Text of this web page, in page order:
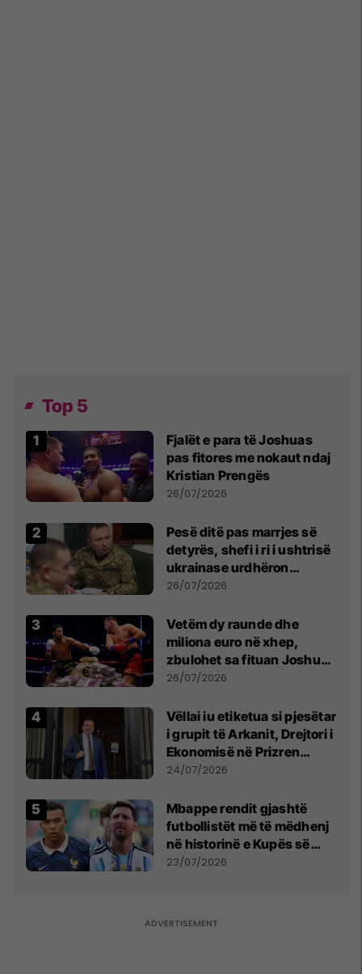
Top 5
Fjalët e para të Joshuas
pas fitores me nokaut ndaj
Kristian Prengës
26/07/2026
Pesë ditë pas marrjes së
detyrës, shefi i ri i ushtrisë
ukrainase urdhëron
kontroll të madh
26/07/2026
Vetëm dy raunde dhe
miliona euro në xhep,
zbulohet sa fituan Joshua
e Prenga
26/07/2026
Vëllai iu etiketua si pjesëtar
i grupit të Arkanit, Drejtori i
Ekonomisë në Prizren
mohon pretendimet
24/07/2026
Mbappe rendit gjashtë
futbollistët më të mëdhenj
në historinë e Kupës së
Botës, Messi mbetet i dyti
23/07/2026